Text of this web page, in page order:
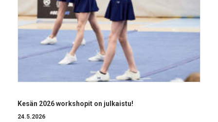
Kesän 2026 workshopit on julkaistu!
24.5.2026